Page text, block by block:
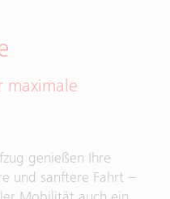
maximale
genießen Ihre
und sanftere Fahrt –